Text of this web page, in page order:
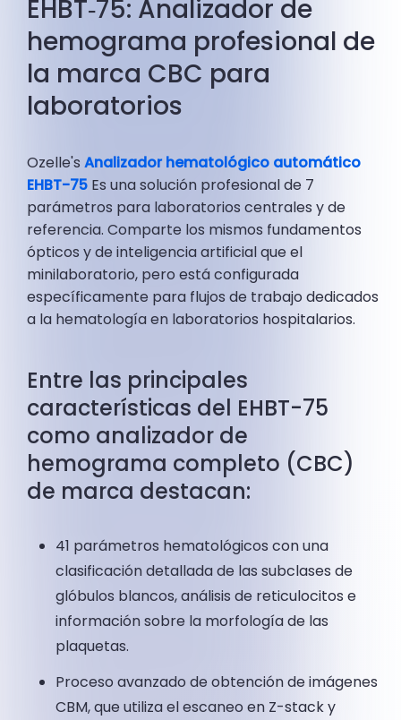
EHBT‑75: Analizador de
hemograma profesional de
la marca CBC para
laboratorios
Ozelle'sAnalizador hematológico automático
EHBT-75 Es una solución profesional de 7
parámetros para laboratorios centrales y de
referencia. Comparte los mismos fundamentos
ópticos y de inteligencia artificial que el
minilaboratorio, pero está configurada
específicamente para flujos de trabajo dedicados
a la hematología en laboratorios hospitalarios.
Entre las principales
características del EHBT-75
como analizador de
hemograma completo (CBC)
de marca destacan:
41 parámetros hematológicos con una
clasificación detallada de las subclases de
glóbulos blancos, análisis de reticulocitos e
información sobre la morfología de las
plaquetas.
Proceso avanzado de obtención de imágenes
CBM, que utiliza el escaneo en Z-stack y